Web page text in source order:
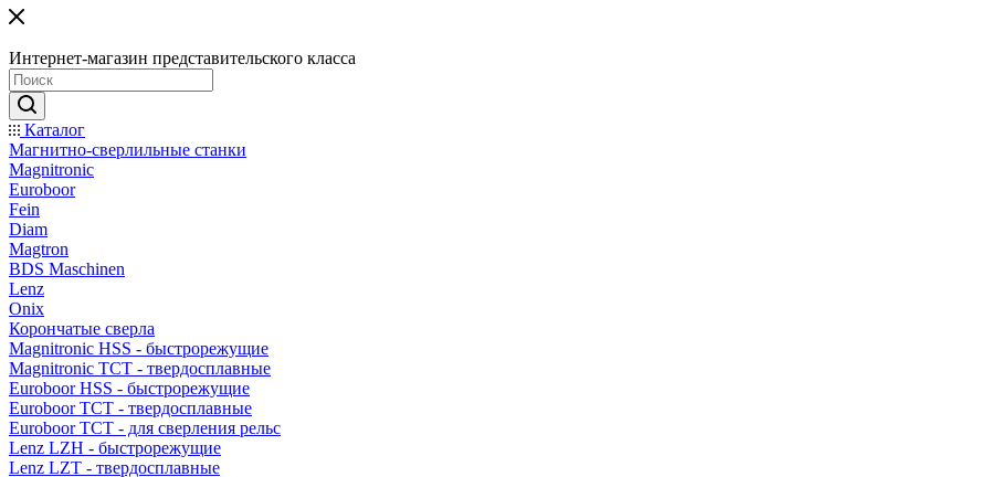
Интернет-магазин представительского класса
Каталог
Магнитно-сверлильные станки
Magnitronic
Euroboor
Fein
Diam
Magtron
BDS Maschinen
Lenz
Onix
Корончатые сверла
Magnitronic HSS - быстрорежущие
Magnitronic TCT - твердосплавные
Euroboor HSS - быстрорежущие
Euroboor TCT - твердосплавные
Euroboor TCT - для сверления рельс
Lenz LZH - быстрорежущие
Lenz LZT - твердосплавные